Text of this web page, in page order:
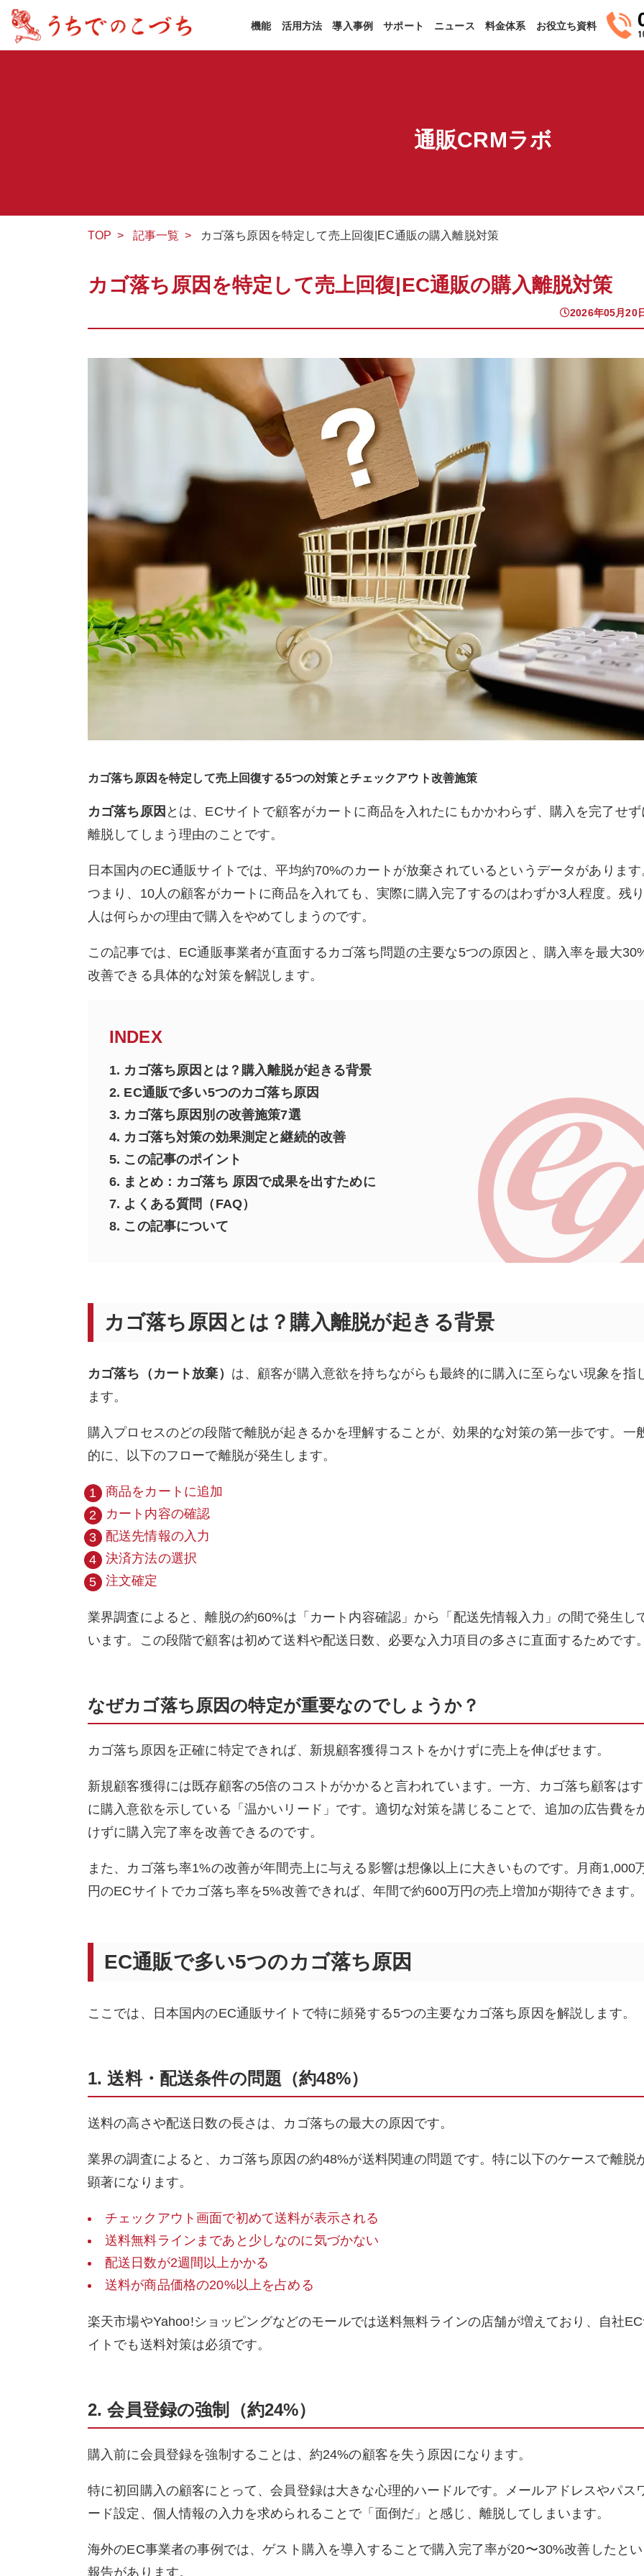
機能 活用方法 導入事例 サポート ニュース 料金体系 お役立ち資料
通販CRMラボ
TOP > 記事一覧 > カゴ落ち原因を特定して売上回復|EC通販の購入離脱対策
カゴ落ち原因を特定して売上回復|EC通販の購入離脱対策
2026年05月20
カゴ落ち原因を特定して売上回復する5つの対策とチェックアウト改善施策
カゴ落ち原因 とは、ECサイトで顧客がカートに商品を入れたにもかかわらず、購入を完了せず
離脱してしまう理由のことです。
日本国内のEC通販サイトでは、平均約70%のカートが放棄されているというデータがあります
つまり、10人の顧客がカートに商品を入れても、実際に購入完了するのはわずか3人程度。残
人は何らかの理由で購入をやめてしまうのです。
この記事では、EC通販事業者が直面するカゴ落ち問題の主要な5つの原因と、購入率を最大
改善できる具体的な対策を解説します。
INDEX
1. カゴ落ち原因とは？購入離脱が起きる背景
2. EC通販で多い5つのカゴ落ち原因
3. カゴ落ち原因別の改善施策7選
4. カゴ落ち対策の効果測定と継続的改善
5. この記事のポイント
6. まとめ：カゴ落ち 原因で成果を出すために
7. よくある質問（FAQ）
8. この記事について
カゴ落ち原因とは？購入離脱が起きる背景
カゴ落ち（カート放棄） は、顧客が購入意欲を持ちながらも最終的に購入に至らない現象を指
ます。
購入プロセスのどの段階で離脱が起きるかを理解することが、効果的な対策の第一歩です。一
的に、以下のフローで離脱が発生します。
商品をカートに追加
カート内容の確認
配送先情報の入力
決済方法の選択
注文確定
業界調査によると、離脱の約60%は「カート内容確認」から「配送先情報入力」の間で発生し
います。この段階で顧客は初めて送料や配送日数、必要な入力項目の多さに直面するためです
なぜカゴ落ち原因の特定が重要なのでしょうか？
カゴ落ち原因を正確に特定できれば、新規顧客獲得コストをかけずに売上を伸ばせます。
新規顧客獲得には既存顧客の5倍のコストがかかると言われています。一方、カゴ落ち顧客は
に購入意欲を示している「温かいリード」です。適切な対策を講じることで、追加の広告費を
けずに購入完了率を改善できるのです。
また、カゴ落ち率1%の改善が年間売上に与える影響は想像以上に大きいものです。月商1,000
円のECサイトでカゴ落ち率を5%改善できれば、年間で約600万円の売上増加が期待できます。
EC通販で多い5つのカゴ落ち原因
ここでは、日本国内のEC通販サイトで特に頻発する5つの主要なカゴ落ち原因を解説します。
1. 送料・配送条件の問題（約48%）
送料の高さや配送日数の長さは、カゴ落ちの最大の原因です。
業界の調査によると、カゴ落ち原因の約48%が送料関連の問題です。特に以下のケースで離脱
顕著になります。
チェックアウト画面で初めて送料が表示される
送料無料ラインまであと少しなのに気づかない
配送日数が2週間以上かかる
送料が商品価格の20%以上を占める
楽天市場やYahoo!ショッピングなどのモールでは送料無料ラインの店舗が増えており、自社
イトでも送料対策は必須です。
2. 会員登録の強制（約24%）
購入前に会員登録を強制することは、約24%の顧客を失う原因になります。
特に初回購入の顧客にとって、会員登録は大きな心理的ハードルです。メールアドレスやパス
ード設定、個人情報の入力を求められることで「面倒だ」と感じ、離脱してしまいます。
海外のEC事業者の事例では、ゲスト購入を導入することで購入完了率が20〜30%改善したと
報告があります。